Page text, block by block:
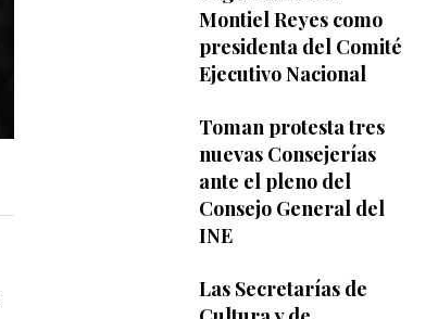
Montiel Reyes como
presidenta del Comité
Ejecutivo Nacional
Toman protesta tres
nuevas Consejerías
ante el pleno del
Consejo General del
INE
Las Secretarías de